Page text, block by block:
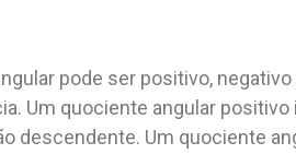
pode ser positivo,
Um quociente angular
descendente. Um quociente